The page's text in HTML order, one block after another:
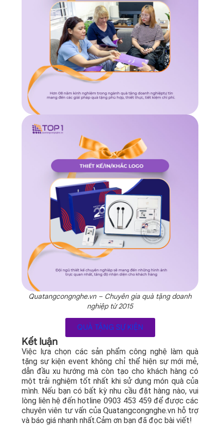
Quatangcongnghe.vn – Chuyên gia quà tặng doanh
nghiệp từ 2015
QUÀ TẶNG SỰ KIỆN
Kết luận
Việc lựa chọn các sản phẩm công nghệ làm quà
tặng sự kiện event không chỉ thể hiện sự mới mẻ,
dẫn đầu xu hướng mà còn tạo cho khách hàng có
một trải nghiệm tốt nhất khi sử dụng món quà của
mình. Nếu bạn có bất kỳ nhu cầu đặt hàng nào, vui
lòng liên hệ đến hotline 0903 453 459 để được các
chuyên viên tư vấn của Quatangcongnghe.vn hỗ trợ
và báo giá nhanh nhất.Cảm ơn bạn đã đọc bài viết!